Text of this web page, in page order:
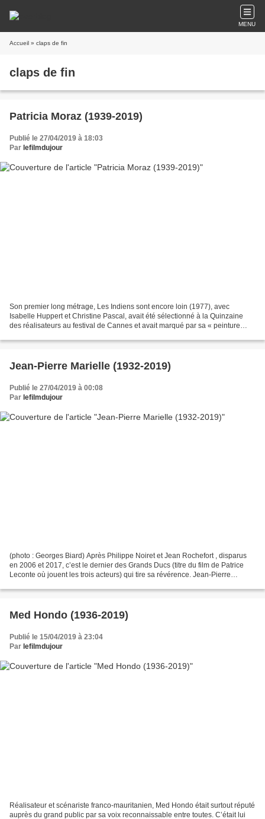
MENU
Accueil » claps de fin
claps de fin
Patricia Moraz (1939-2019)
Publié le 27/04/2019 à 18:03
Par lefilmdujour
Son premier long métrage, Les Indiens sont encore loin (1977), avec
Isabelle Huppert et Christine Pascal, avait été sélectionné à la Quinzaine
des réalisateurs au festival de Cannes et avait marqué par sa « peinture
Jean-Pierre Marielle (1932-2019)
Publié le 27/04/2019 à 00:08
Par lefilmdujour
(photo : Georges Biard) Après Philippe Noiret et Jean Rochefort , disparus
en 2006 et 2017, c’est le dernier des Grands Ducs (titre du film de Patrice
Leconte où jouent les trois acteurs) qui tire sa révérence. Jean-Pierre
Med Hondo (1936-2019)
Publié le 15/04/2019 à 23:04
Par lefilmdujour
Réalisateur et scénariste franco-mauritanien, Med Hondo était surtout réputé
auprès du grand public par sa voix reconnaissable entre toutes. C’était lui